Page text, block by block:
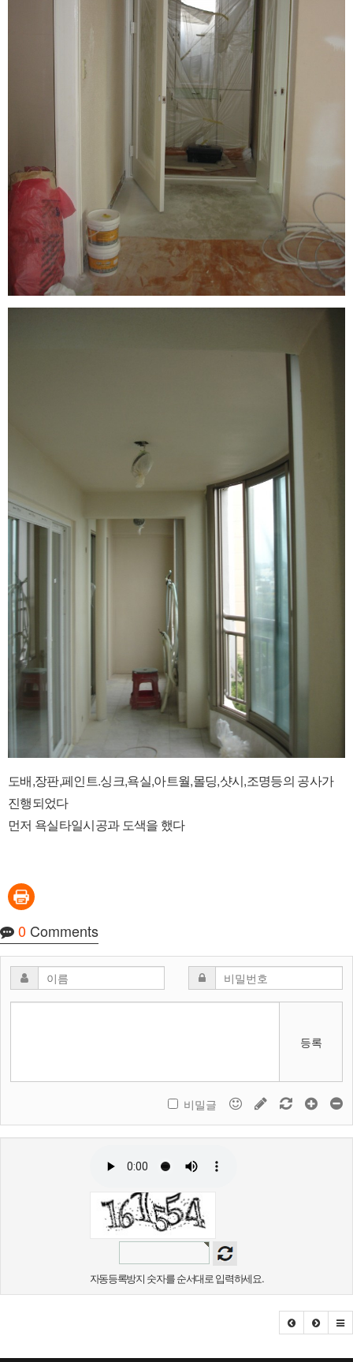
도배,장판,페인트.싱크,욕실,아트월,몰딩,샷시,조명등의 공사가
진행되었다
먼저 욕실타일시공과 도색을 했다
0 Comments
등록
비밀글
자동등록방지 숫자를 순서대로 입력하세요.